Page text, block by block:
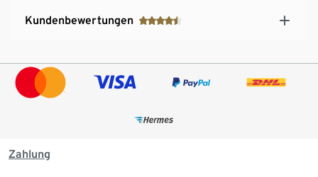
Kundenbewertungen
Zahlung